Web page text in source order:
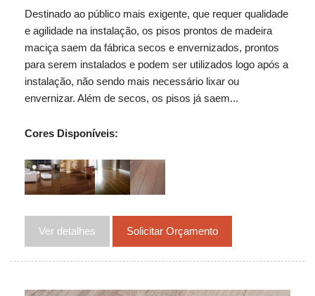
Destinado ao público mais exigente, que requer qualidade
e agilidade na instalação, os pisos prontos de madeira
maciça saem da fábrica secos e envernizados, prontos
para serem instalados e podem ser utilizados logo após a
instalação, não sendo mais necessário lixar ou
envernizar. Além de secos, os pisos já saem...
Cores Disponíveis:
Ver detalhes Solicitar Orçamento